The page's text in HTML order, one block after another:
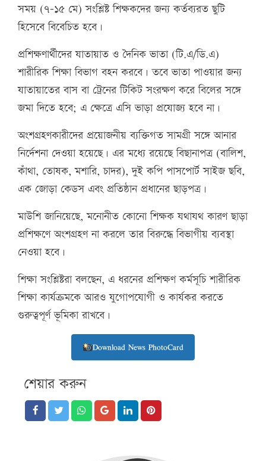
সময় (৭–১৫ মে) সংশ্লিষ্ট শিক্ষকদের জন্য কর্তব্যরত ছুটি
হিসেবে বিবেচিত হবে।
প্রশিক্ষণার্থীদের যাতায়াত ও দৈনিক ভাতা (টি.এ/ডি.এ)
শারীরিক শিক্ষা বিভাগ বহন করবে। তবে ভাতা পাওয়ার জন্য
যাতায়াতের বাস বা ট্রেনের টিকিট সংরক্ষণ করে বিলের সঙ্গে
জমা দিতে হবে; এ ক্ষেত্রে এসি ভাড়া প্রযোজ্য হবে না।
অংশগ্রহণকারীদের প্রয়োজনীয় ব্যক্তিগত সামগ্রী সঙ্গে আনার
নির্দেশনা দেওয়া হয়েছে। এর মধ্যে রয়েছে বিছানাপত্র (বালিশ,
কাঁথা, তোষক, মশারি, চাদর), দুই কপি পাসপোর্ট সাইজ ছবি,
এক জোড়া কেডস এবং প্রতিষ্ঠান প্রধানের ছাড়পত্র।
মাউশি জানিয়েছে, মনোনীত কোনো শিক্ষক যথাযথ কারণ ছাড়া
প্রশিক্ষণে অংশগ্রহণ না করলে তার বিরুদ্ধে বিভাগীয় ব্যবস্থা
নেওয়া হবে।
শিক্ষা সংশ্লিষ্টরা বলছেন, এ ধরনের প্রশিক্ষণ কর্মসূচি শারীরিক
শিক্ষা কার্যক্রমকে আরও যুগোপযোগী ও কার্যকর করতে
গুরুত্বপূর্ণ ভূমিকা রাখবে।
Download News PhotoCard
শেয়ার করুন